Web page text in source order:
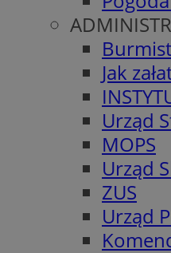
Jak
Urząd
MOPS
Urząd
ZUS
Urząd